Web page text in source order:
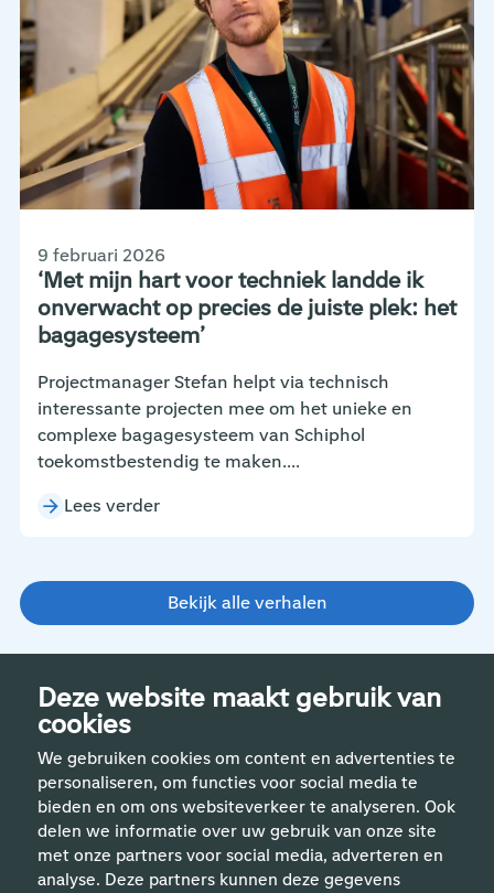
Deze website maakt gebruik van
cookies
We gebruiken cookies om content en advertenties te
personaliseren, om functies voor social media te
bieden en om ons websiteverkeer te analyseren. Ook
delen we informatie over uw gebruik van onze site
met onze partners voor social media, adverteren en
analyse. Deze partners kunnen deze gegevens
‘Met mijn hart voor techniek landde ik
onverwacht op precies de juiste plek: het
bagagesysteem’
9 februari 2026
Projectmanager Stefan helpt via technisch
interessante projecten mee om het unieke en
complexe bagagesysteem van Schiphol
toekomstbestendig te maken....
Lees verder
Bekijk alle verhalen